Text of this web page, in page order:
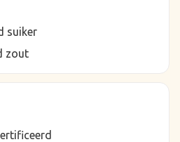
suiker
zout